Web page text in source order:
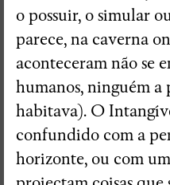
o possuir, o simular
parece, na caverna
aconteceram não se
humanos, ninguém a
habitava). O
confundido com a
horizonte, ou com